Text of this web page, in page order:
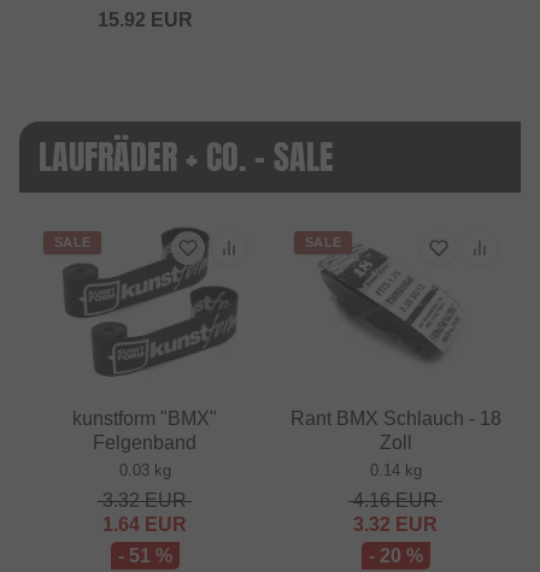
15.92 EUR
LAUFRÄDER + CO. - SALE
SALE
kunstform "BMX"
Felgenband
0.03 kg
3.32EUR
1.64 EUR
- 51 %
SALE
Rant BMX Schlauch - 18
Zoll
0.14 kg
4.16EUR
3.32 EUR
- 20 %